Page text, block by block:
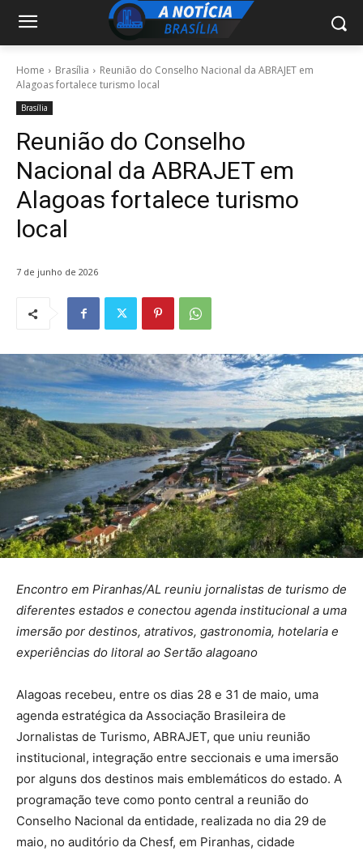
Home Brasília
Reunião do Conselho Nacional da ABRAJET em
Alagoas fortalece turismo local
Brasília
Reunião do Conselho
Nacional da ABRAJET em
Alagoas fortalece turismo
local
7 de junho de 2026
Encontro em Piranhas/AL reuniu jornalistas de turismo de
diferentes estados e conectou agenda institucional a uma
imersão por destinos, atrativos, gastronomia, hotelaria e
experiências do litoral ao Sertão alagoano
Alagoas recebeu, entre os dias 28 e 31 de maio, uma
agenda estratégica da Associação Brasileira de
Jornalistas de Turismo, ABRAJET, que uniu reunião
institucional, integração entre seccionais e uma imersão
por alguns dos destinos mais emblemáticos do estado. A
programação teve como ponto central a reunião do
Conselho Nacional da entidade, realizada no dia 29 de
maio, no auditório da Chesf, em Piranhas, cidade